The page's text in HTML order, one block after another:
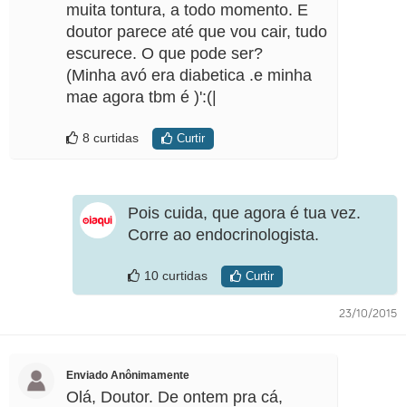
muita tontura, a todo momento. E
doutor parece até que vou cair, tudo
escurece. O que pode ser?
(Minha avó era diabetica .e minha
mae agora tbm é )':(|
8 curtidas Curtir
Pois cuida, que agora é tua vez.
Corre ao endocrinologista.
10 curtidas Curtir
23/10/2015
Enviado Anônimamente
Olá, Doutor. De ontem pra cá,